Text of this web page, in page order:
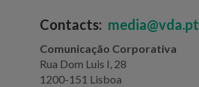
Contacts: media@vda.pt
Comunicação Corporativa
Rua Dom Luis I, 28
1200-151 Lisboa